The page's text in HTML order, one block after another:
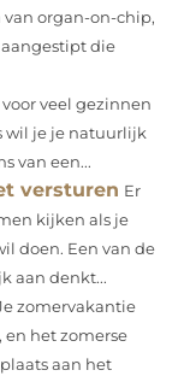
organ-on-chip,
die
veel gezinnen
wil je je natuurlijk
van een...
versturen Er
kijken als je
doen. Een van de
aan denkt...
zomervakantie
en het zomerse
aan het